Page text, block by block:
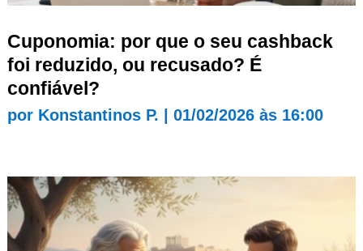
Cuponomia: por que o seu cashback
foi reduzido, ou recusado? É
confiável?
por Konstantinos P. | 01/02/2026 às 16:00